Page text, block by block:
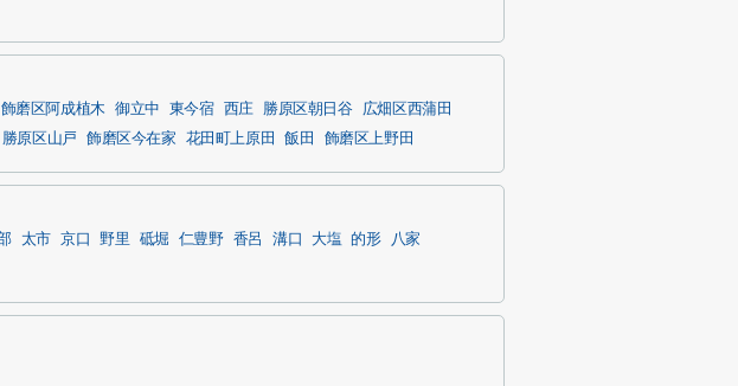
飾磨区阿成植木 御立中 東今宿 西庄 勝原区朝日谷
広畑区西蒲田
勝原区山戸 飾磨区今在家 花田町上原田 飯田 飾磨区上野田
太市 京口 野里 砥堀 仁豊野 香呂 溝口 大塩 的形
八家